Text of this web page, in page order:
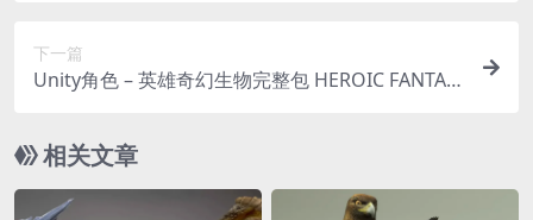
下一篇
Unity角色 – 英雄奇幻生物完整包 HEROIC FANTAS
相关文章